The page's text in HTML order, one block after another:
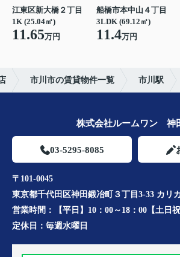
江東区新大橋２丁目
1K (25.04㎡)
11.65万円
船橋市本中山４丁目
3LDK (69.12㎡)
11.4万円
市川市の賃貸物件一覧 市川駅
株式会社ルームワン 神
03-5295-8085
〒101-0045
東京都千代田区神田鍛冶町３丁目3-33 カリ
営業時間：
【平日】10：00～18：00【土日
定休日： 毎週水曜日